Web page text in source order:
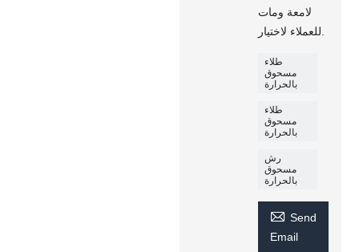
لامعة ومات
طلاء
مسحوق
بالحرارة
طلاء
مسحوق
بالحرارة
رش
مسحوق
بالحرارة
 Send
Email